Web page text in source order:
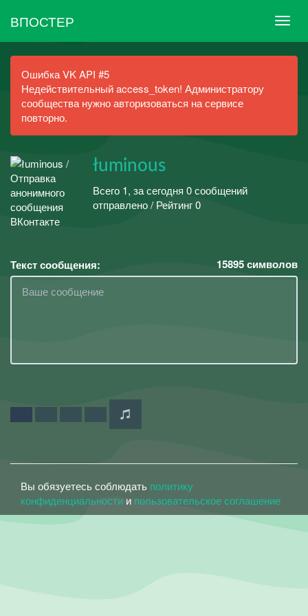
ВПОСТЕР
Ошибка VK API #5
Недействительный access_token! Администратору
сообщества нужно авторизоваться на сервисе
повторно.
łuminous
Всего 1, за сегодня 0 сообщений
отправлено / Рейтинг 0
Текст сообщения: 15895символов
Вы обязуетесь соблюдать политику
конфиденциальности и пользовательское соглашение